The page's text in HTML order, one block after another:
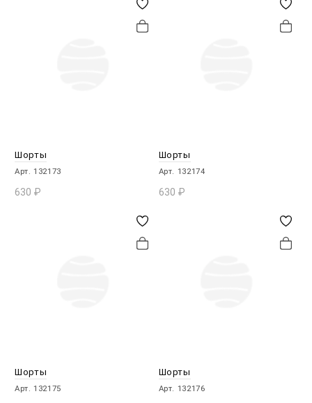
Шорты
Арт. 132173
630 ₽
Шорты
Арт. 132174
630 ₽
Шорты
Арт. 132175
Шорты
Арт. 132176